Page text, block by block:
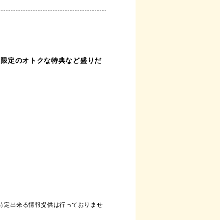
定のオトクな特典など盛りだ
出来る情報提供は行っておりませ